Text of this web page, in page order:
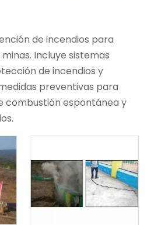
de incendios para
Incluye sistemas
de incendios y
preventivas para
combustión espontánea y